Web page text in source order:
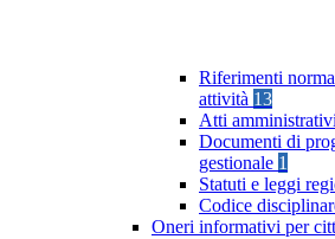
Riferimenti
attività 13
Atti
Documenti di
gestionale 1
Statuti e leggi
Codice
Oneri informativi per